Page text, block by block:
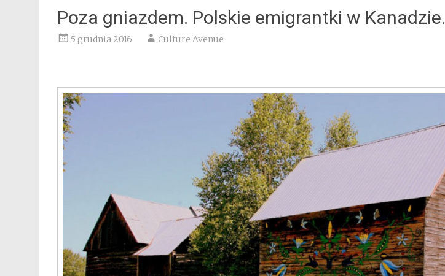
Poza gniazdem. Polskie emigrantki w Kanadzie.
5 grudnia 2016 Culture Avenue